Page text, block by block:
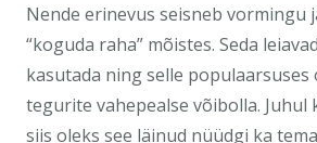
Nende erinevus seisneb vormingu
“koguda raha” mõistes. Seda
kasutada ning selle populaarsuses
tegurite vahepealse võibolla. Juhul
siis oleks see läinud nüüdgi ka